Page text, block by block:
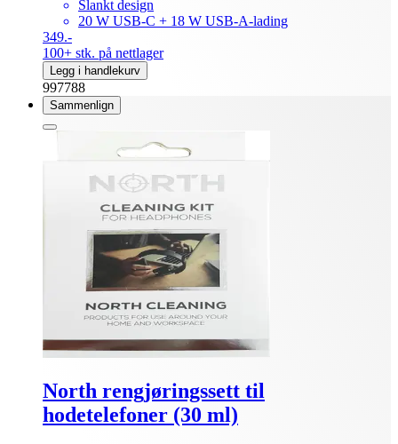
Slankt design
20 W USB-C + 18 W USB-A-lading
349.-
100+ stk. på nettlager
Legg i handlekurv
997788
Sammenlign
North rengjøringssett til
hodetelefoner (30 ml)